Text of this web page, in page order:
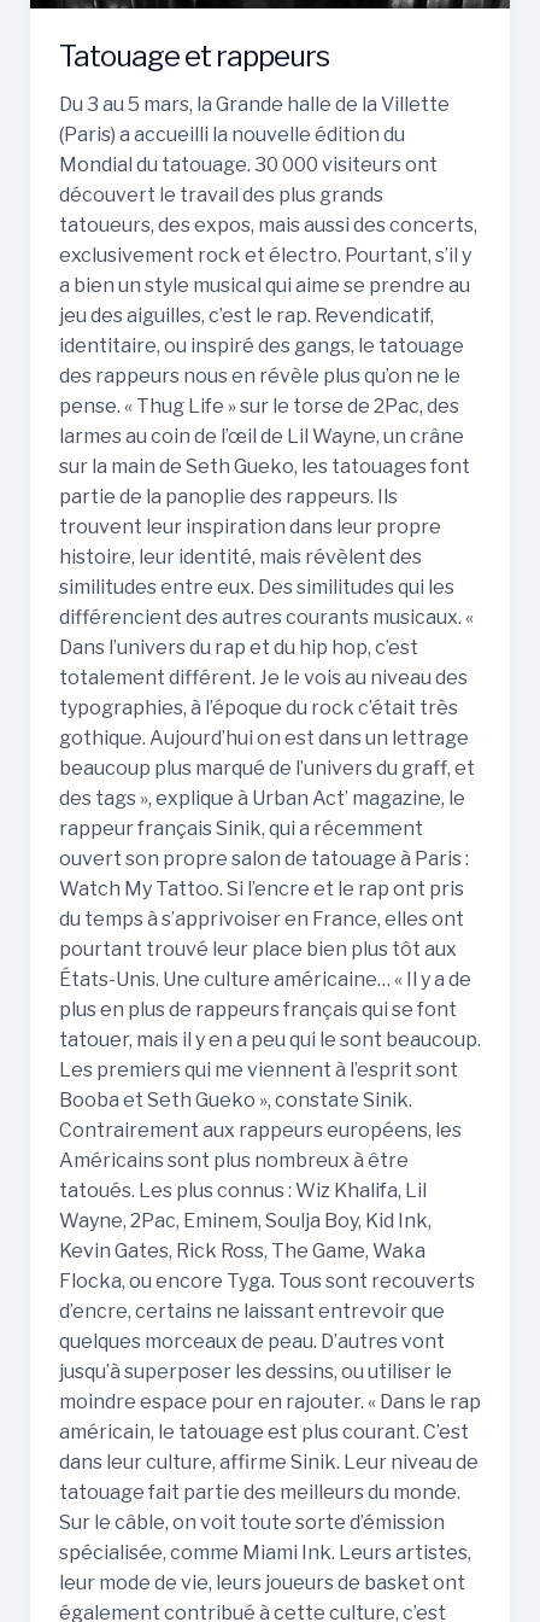
Tatouage et rappeurs
Du 3 au 5 mars, la Grande halle de la Villette
(Paris) a accueilli la nouvelle édition du
Mondial du tatouage. 30 000 visiteurs ont
découvert le travail des plus grands
tatoueurs, des expos, mais aussi des concerts,
exclusivement rock et électro. Pourtant, s’il y
a bien un style musical qui aime se prendre au
jeu des aiguilles, c’est le rap. Revendicatif,
identitaire, ou inspiré des gangs, le tatouage
des rappeurs nous en révèle plus qu’on ne le
pense. « Thug Life » sur le torse de 2Pac, des
larmes au coin de l’œil de Lil Wayne, un crâne
sur la main de Seth Gueko, les tatouages font
partie de la panoplie des rappeurs. Ils
trouvent leur inspiration dans leur propre
histoire, leur identité, mais révèlent des
similitudes entre eux. Des similitudes qui les
différencient des autres courants musicaux. «
Dans l’univers du rap et du hip hop, c’est
totalement différent. Je le vois au niveau des
typographies, à l’époque du rock c’était très
gothique. Aujourd’hui on est dans un lettrage
beaucoup plus marqué de l’univers du graff, et
des tags », explique à Urban Act’ magazine, le
rappeur français Sinik, qui a récemment
ouvert son propre salon de tatouage à Paris :
Watch My Tattoo. Si l’encre et le rap ont pris
du temps à s’apprivoiser en France, elles ont
pourtant trouvé leur place bien plus tôt aux
États-Unis. Une culture américaine… « Il y a de
plus en plus de rappeurs français qui se font
tatouer, mais il y en a peu qui le sont beaucoup.
Les premiers qui me viennent à l’esprit sont
Booba et Seth Gueko », constate Sinik.
Contrairement aux rappeurs européens, les
Américains sont plus nombreux à être
tatoués. Les plus connus : Wiz Khalifa, Lil
Wayne, 2Pac, Eminem, Soulja Boy, Kid Ink,
Kevin Gates, Rick Ross, The Game, Waka
Flocka, ou encore Tyga. Tous sont recouverts
d’encre, certains ne laissant entrevoir que
quelques morceaux de peau. D’autres vont
jusqu’à superposer les dessins, ou utiliser le
moindre espace pour en rajouter. « Dans le rap
américain, le tatouage est plus courant. C’est
dans leur culture, affirme Sinik. Leur niveau de
tatouage fait partie des meilleurs du monde.
Sur le câble, on voit toute sorte d’émission
spécialisée, comme Miami Ink. Leurs artistes,
leur mode de vie, leurs joueurs de basket ont
également contribué à cette culture, c’est